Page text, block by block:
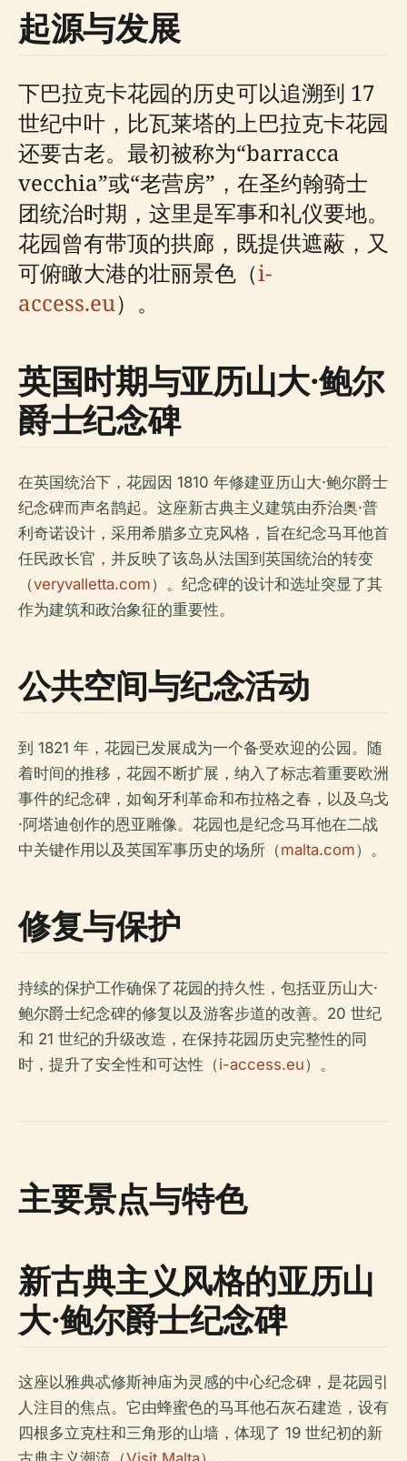
起源与发展
下巴拉克卡花园的历史可以追溯到 17
世纪中叶，比瓦莱塔的上巴拉克卡花园
还要古老。最初被称为“barracca
vecchia”或“老营房”，在圣约翰骑士
团统治时期，这里是军事和礼仪要地。
花园曾有带顶的拱廊，既提供遮蔽，又
可俯瞰大港的壮丽景色（i-
access.eu）。
英国时期与亚历山大·鲍尔
爵士纪念碑
在英国统治下，花园因 1810 年修建亚历山大·鲍尔爵士
纪念碑而声名鹊起。这座新古典主义建筑由乔治奥·普
利奇诺设计，采用希腊多立克风格，旨在纪念马耳他首
任民政长官，并反映了该岛从法国到英国统治的转变
（veryvalletta.com）。纪念碑的设计和选址突显了其
作为建筑和政治象征的重要性。
公共空间与纪念活动
到 1821 年，花园已发展成为一个备受欢迎的公园。随
着时间的推移，花园不断扩展，纳入了标志着重要欧洲
事件的纪念碑，如匈牙利革命和布拉格之春，以及乌戈
·阿塔迪创作的恩亚雕像。花园也是纪念马耳他在二战
中关键作用以及英国军事历史的场所（malta.com）。
修复与保护
持续的保护工作确保了花园的持久性，包括亚历山大·
鲍尔爵士纪念碑的修复以及游客步道的改善。20 世纪
和 21 世纪的升级改造，在保持花园历史完整性的同
时，提升了安全性和可达性（i-access.eu）。
主要景点与特色
新古典主义风格的亚历山
大·鲍尔爵士纪念碑
这座以雅典忒修斯神庙为灵感的中心纪念碑，是花园引
人注目的焦点。它由蜂蜜色的马耳他石灰石建造，设有
四根多立克柱和三角形的山墙，体现了 19 世纪初的新